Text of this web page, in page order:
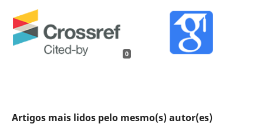
0
Artigos mais lidos pelo mesmo(s) autor(es)